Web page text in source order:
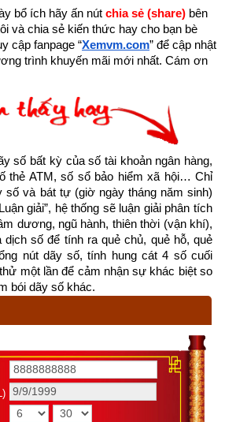
trùng với số điện thoại: miễn phí
trùng với ngày tháng năm sinh (8
trùng với CMT, CCCD: miễn phí
tự chọn (có thu phí): chọn được tất
hàng MB, SHB và VP bank còn các
chọn một vài số như sau: Vietinbank
MSB (tối đa 6 số trong 12 số), OCB
số), TPBank (tối đa 3 số trong 11 số),
số trong 16 số), PG Bank (tối đa 10 số
(tối đa 4 số trong 12 số), SCB (tối đa
(tối đa 10 số trong 12
9 số trong 12 số),  Oceanbank (tối đa
bổ ích hãy ấn nút chia sẻ (share) bên
và chia sẻ kiến thức hay cho bạn bè
cập fanpage “Xemvm.com” để cập nhật
trình khuyến mãi mới nhất. Cám ơn
số bất kỳ của số tài khoản ngân hàng,
thẻ ATM, số sổ bảo hiểm xã hội… Chỉ
số và bát tự (giờ ngày tháng năm sinh)
giải”, hệ thống sẽ luận giải phân tích
dương, ngũ hành, thiên thời (vận khí),
dịch số để tính ra quẻ chủ, quẻ hỗ, quẻ
nút dãy số, tính hung cát 4 số cuối
một lần để cảm nhận sự khác biệt so
bói dãy số khác.